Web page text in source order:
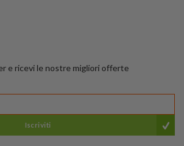
e ricevi le nostre migliori offerte
Iscriviti